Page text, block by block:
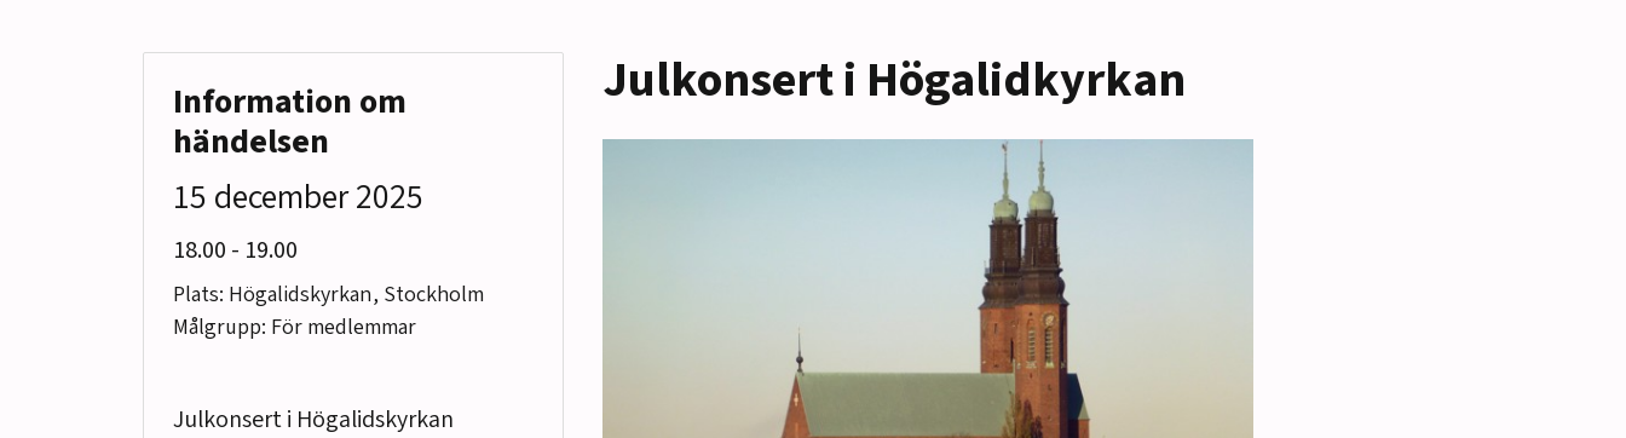
Julkonsert i Högalidkyrkan
Information om
händelsen
15 december 2025
18.00 till
- 19.00
Plats: Högalidskyrkan, Stockholm
Målgrupp: För medlemmar
Julkonsert i Högalidskyrkan